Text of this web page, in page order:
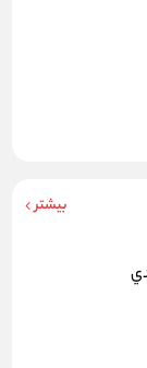
بیشتر